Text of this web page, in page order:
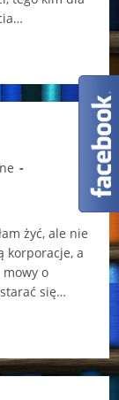
żyć, ale nie
korporacje, a
o
się…